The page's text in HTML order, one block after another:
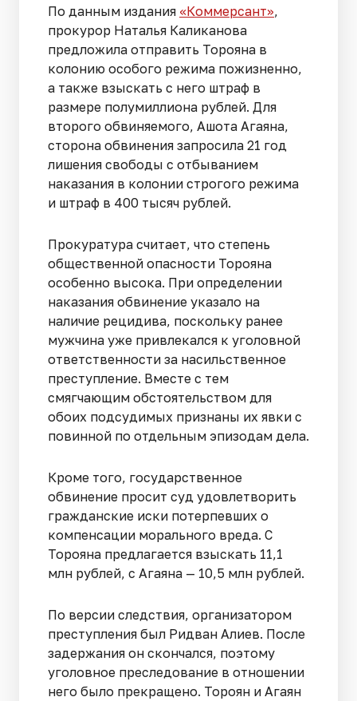
По данным издания «Коммерсант»,
прокурор Наталья Каликанова
предложила отправить Торояна в
колонию особого режима пожизненно,
а также взыскать с него штраф в
размере полумиллиона рублей. Для
второго обвиняемого, Ашота Агаяна,
сторона обвинения запросила 21 год
лишения свободы с отбыванием
наказания в колонии строгого режима
и штраф в 400 тысяч рублей.
Прокуратура считает, что степень
общественной опасности Торояна
особенно высока. При определении
наказания обвинение указало на
наличие рецидива, поскольку ранее
мужчина уже привлекался к уголовной
ответственности за насильственное
преступление. Вместе с тем
смягчающим обстоятельством для
обоих подсудимых признаны их явки с
повинной по отдельным эпизодам дела.
Кроме того, государственное
обвинение просит суд удовлетворить
гражданские иски потерпевших о
компенсации морального вреда. С
Торояна предлагается взыскать 11,1
млн рублей, с Агаяна — 10,5 млн рублей.
По версии следствия, организатором
преступления был Ридван Алиев. После
задержания он скончался, поэтому
уголовное преследование в отношении
него было прекращено. Тороян и Агаян